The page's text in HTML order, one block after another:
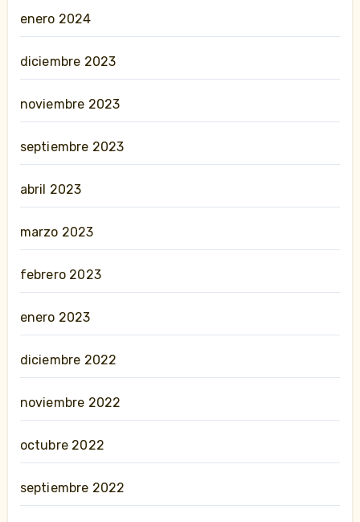
enero 2024
diciembre 2023
noviembre 2023
septiembre 2023
abril 2023
marzo 2023
febrero 2023
enero 2023
diciembre 2022
noviembre 2022
octubre 2022
septiembre 2022